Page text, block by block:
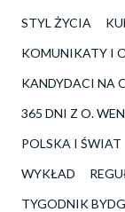
STYL ŻYCIA
KOMUNIKATY I
KANDYDACI NA
365 DNI Z O.
POLSKA I ŚWIAT
WYKŁAD
TYGODNIK